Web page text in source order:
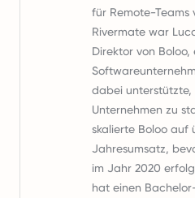
für Remote-Teams
Rivermate war
Direktor von
dabei unterstützte,
Unternehmen zu
skalierte Boloo auf
Jahresumsatz,
im Jahr 2020
hat einen